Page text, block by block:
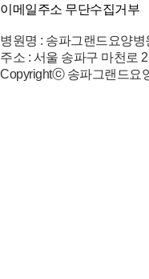
이메일주소 무단수집거부
병원명 : 송파그랜드요양
주소 : 서울 송파구 마천로
Copyrightⓒ 송파그랜드요